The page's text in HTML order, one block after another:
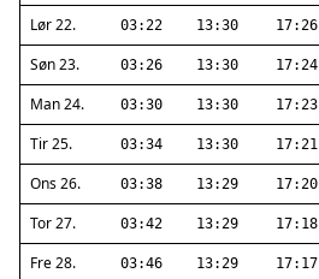
Lør 22. 03:22 13:30 17:26
Søn 23. 03:26 13:30 17:24
Man 24. 03:30 13:30 17:23
Tir 25. 03:34 13:30 17:21
Ons 26. 03:38 13:29 17:20
Tor 27. 03:42 13:29 17:18
Fre 28. 03:46 13:29 17:17